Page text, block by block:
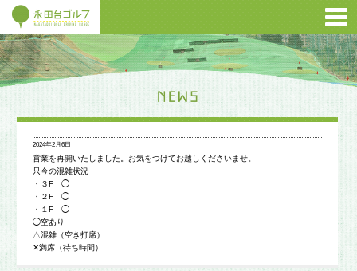
2024年2月6日
営業を再開いたしました。お気をつけてお越しくださいませ。
只今の混雑状況
・３F ◯
・２F ◯
・１F ◯
◯空あり
△混雑（空き打席）
✕満席（待ち時間）